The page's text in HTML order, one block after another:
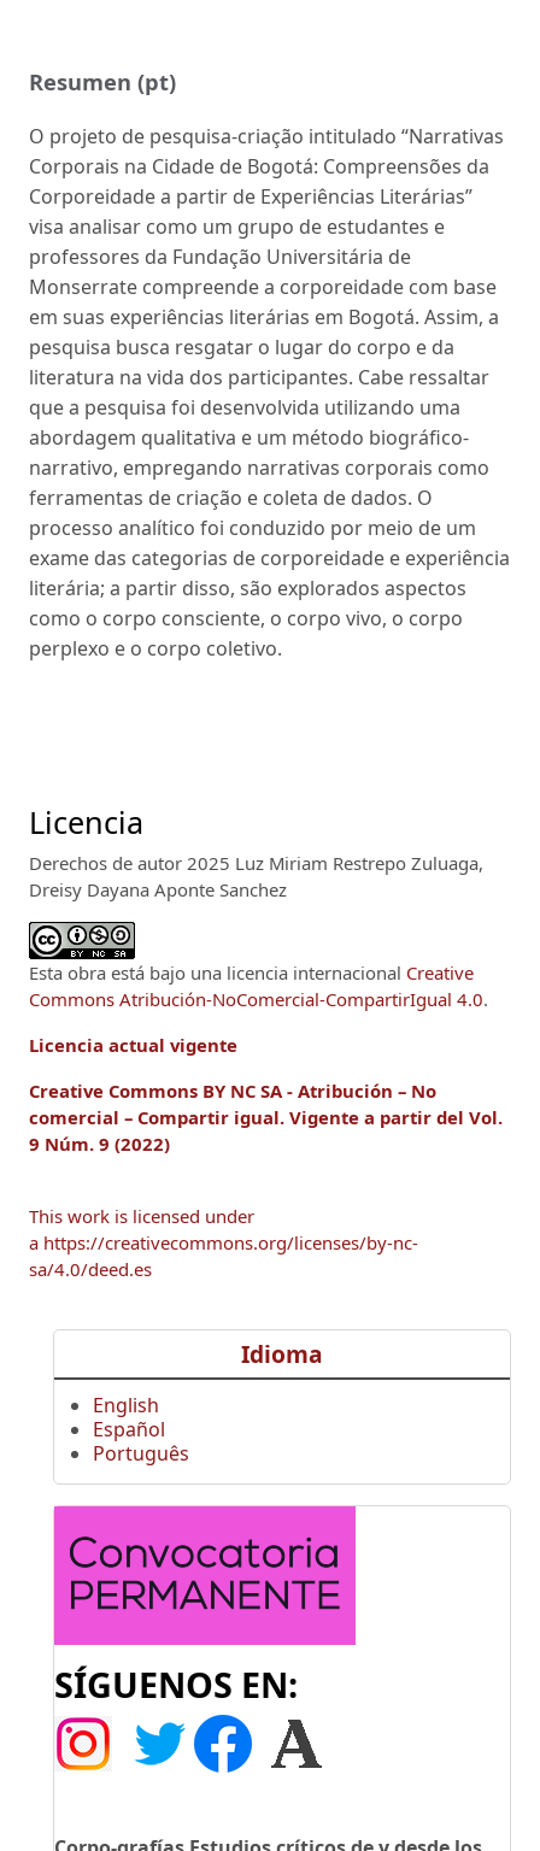
Resumen (pt)
O projeto de pesquisa-criação intitulado “Narrativas
Corporais na Cidade de Bogotá: Compreensões da
Corporeidade a partir de Experiências Literárias”
visa analisar como um grupo de estudantes e
professores da Fundação Universitária de
Monserrate compreende a corporeidade com base
em suas experiências literárias em Bogotá. Assim, a
pesquisa busca resgatar o lugar do corpo e da
literatura na vida dos participantes. Cabe ressaltar
que a pesquisa foi desenvolvida utilizando uma
abordagem qualitativa e um método biográfico-
narrativo, empregando narrativas corporais como
ferramentas de criação e coleta de dados. O
processo analítico foi conduzido por meio de um
exame das categorias de corporeidade e experiência
literária; a partir disso, são explorados aspectos
como o corpo consciente, o corpo vivo, o corpo
perplexo e o corpo coletivo.
Licencia
Derechos de autor 2025 Luz Miriam Restrepo Zuluaga,
Dreisy Dayana Aponte Sanchez
Esta obra está bajo una licencia internacional Creative
Commons Atribución-NoComercial-CompartirIgual 4.0.
Licencia actual vigente
Creative Commons BY NC SA - Atribución – No
comercial – Compartir igual. Vigente a partir del Vol.
9 Núm. 9 (2022)
This work is licensed under
a https://creativecommons.org/licenses/by-nc-
sa/4.0/deed.es
Idioma
English
Español
Português
SÍGUENOS EN: